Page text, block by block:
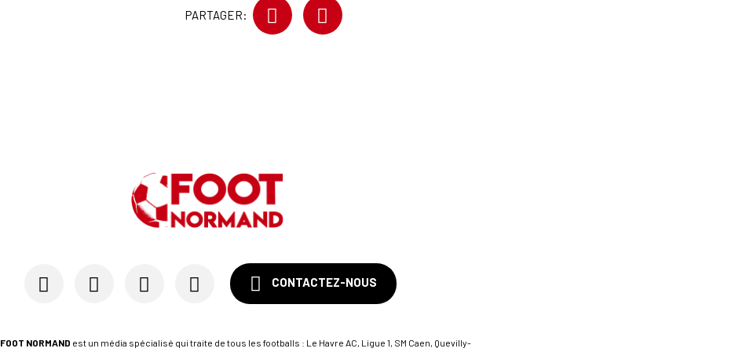
PARTAGER:
CONTACTEZ-NOUS
FOOT NORMAND est un média spécialisé qui traite de tous les footballs : Le Havre AC, Ligue 1, SM Caen, Quevilly-